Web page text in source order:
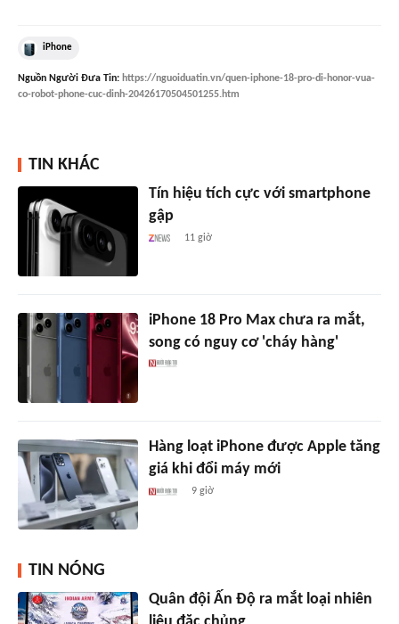
iPhone
Nguồn Người Đưa Tin: https://nguoiduatin.vn/quen-iphone-18-pro-di-honor-vua-
co-robot-phone-cuc-dinh-20426170504501255.htm
TIN KHÁC
Tín hiệu tích cực với smartphone
gập
11 giờ
iPhone 18 Pro Max chưa ra mắt,
song có nguy cơ 'cháy hàng'
Hàng loạt iPhone được Apple tăng
giá khi đổi máy mới
9 giờ
TIN NÓNG
Quân đội Ấn Độ ra mắt loại nhiên